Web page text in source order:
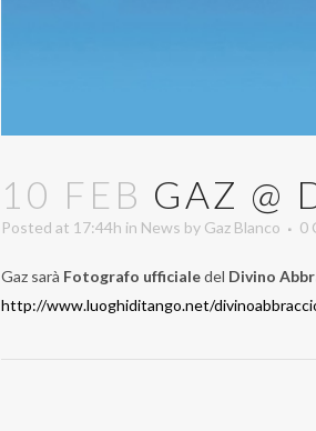
10 FEB GAZ @
Posted at 17:44h in News by Gaz Blanco 0
Gaz sarà Fotografo ufficialedel Divino
http://www.luoghiditango.net/